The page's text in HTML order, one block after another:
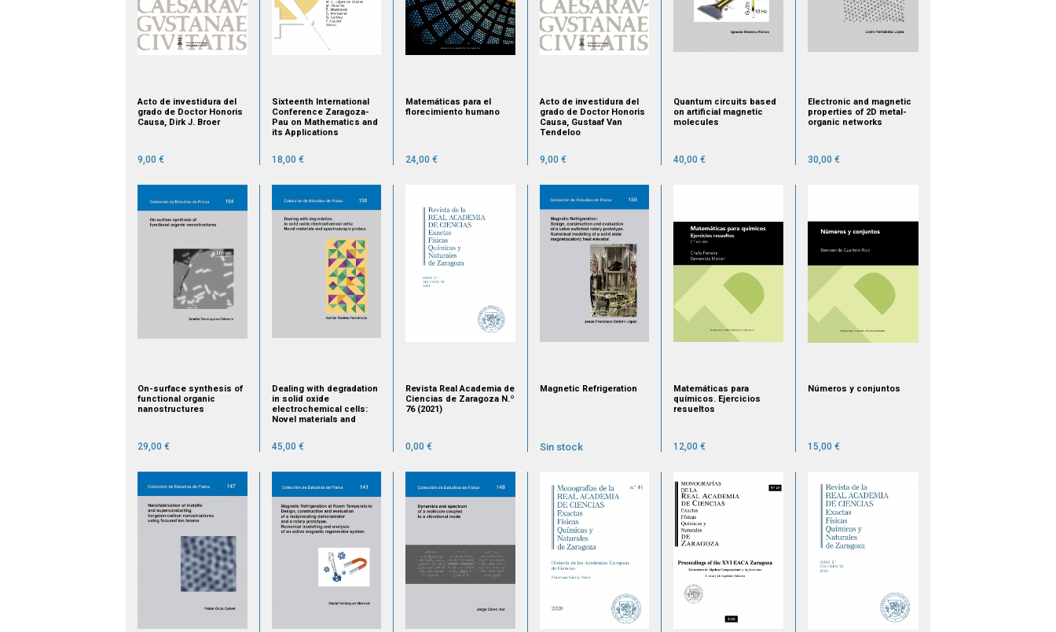
Acto de investidura del
grado de Doctor Honoris
Causa, Dirk J. Broer
9,00 €
Sixteenth International
Conference Zaragoza-
Pau on Mathematics and
its Applications
18,00 €
Matemáticas para el
florecimiento humano
24,00 €
Acto de investidura del
grado de Doctor Honoris
Causa, Gustaaf Van
Tendeloo
9,00 €
Quantum circuits based
on artificial magnetic
molecules
40,00 €
Electronic and magnetic
properties of 2D metal-
organic networks
30,00 €
On-surface synthesis of
functional organic
nanostructures
29,00 €
Dealing with degradation
in solid oxide
electrochemical cells:
Novel materials and
45,00 €
Revista Real Academia de
Ciencias de Zaragoza N.º
76 (2021)
0,00 €
Magnetic Refrigeration
Sin stock
Matemáticas para
químicos. Ejercicios
resueltos
12,00 €
Números y conjuntos
15,00 €